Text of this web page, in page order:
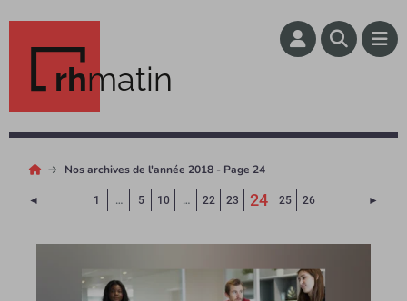
rhmatin
Nos archives de l'année 2018 - Page 24
◄ Page précédente
1 … 5 10 … 22 23 24(Page courante)
25 26 ►